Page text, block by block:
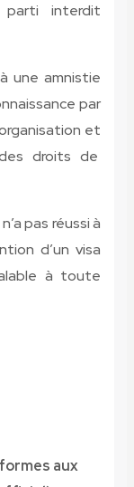
parti interdit
amnistie
par
et
droits de
pas réussi à
d’un visa
à toute
aux